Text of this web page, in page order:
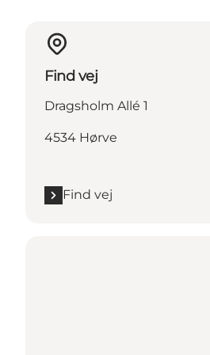
Find vej
Dragsholm Allé 1
4534 Hørve
Find vej